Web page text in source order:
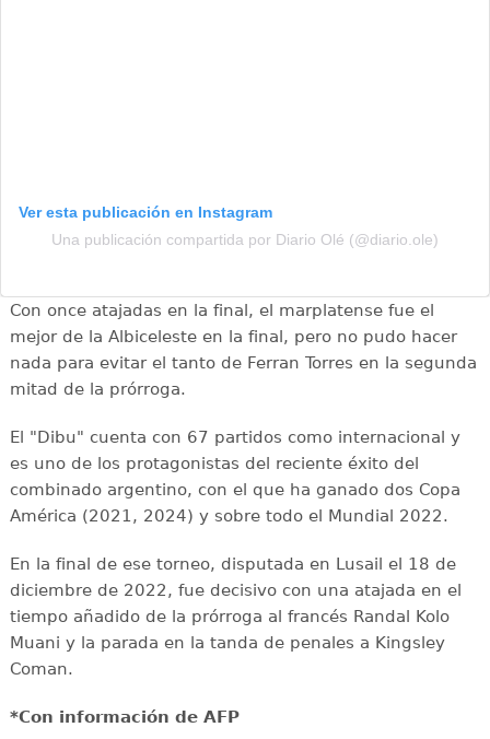
Ver esta publicación en Instagram
Una publicación compartida por Diario Olé (@diario.ole)
Con once atajadas en la final, el marplatense fue el
mejor de la Albiceleste en la final, pero no pudo hacer
nada para evitar el tanto de Ferran Torres en la segunda
mitad de la prórroga.
El "Dibu" cuenta con 67 partidos como internacional y
es uno de los protagonistas del reciente éxito del
combinado argentino, con el que ha ganado dos Copa
América (2021, 2024) y sobre todo el Mundial 2022.
En la final de ese torneo, disputada en Lusail el 18 de
diciembre de 2022, fue decisivo con una atajada en el
tiempo añadido de la prórroga al francés Randal Kolo
Muani y la parada en la tanda de penales a Kingsley
Coman.
*Con información de AFP